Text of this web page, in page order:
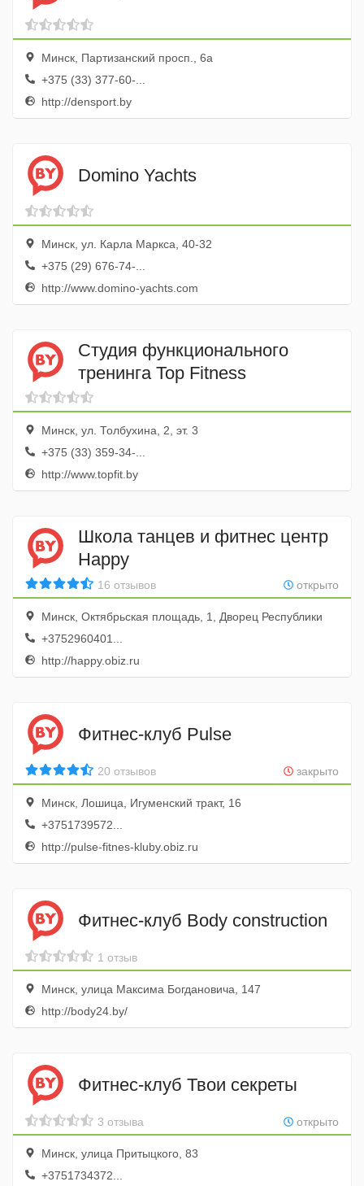
Минск, Партизанский просп., 6а
+375 (33) 377-60-...
http://densport.by
Domino Yachts
Минск, ул. Карла Маркса, 40-32
+375 (29) 676-74-...
http://www.domino-yachts.com
Студия функционального
тренинга Top Fitness
Минск, ул. Толбухина, 2, эт. 3
+375 (33) 359-34-...
http://www.topfit.by
Школа танцев и фитнес центр
Happy
открыто
16 отзывов
Минск, Октябрьская площадь, 1, Дворец Республики
+3752960401...
http://happy.obiz.ru
Фитнес-клуб Pulse
закрыто
20 отзывов
Минск, Лошица, Игуменский тракт, 16
+3751739572...
http://pulse-fitnes-kluby.obiz.ru
Фитнес-клуб Body construction
1 отзыв
Минск, улица Максима Богдановича, 147
http://body24.by/
Фитнес-клуб Твои секреты
открыто
3 отзыва
Минск, улица Притыцкого, 83
+3751734372...